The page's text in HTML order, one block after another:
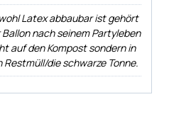
Latex abbaubar ist gehört
Ballon nach seinem Partyleben
auf den Kompost sondern in
Restmüll/die schwarze Tonne.